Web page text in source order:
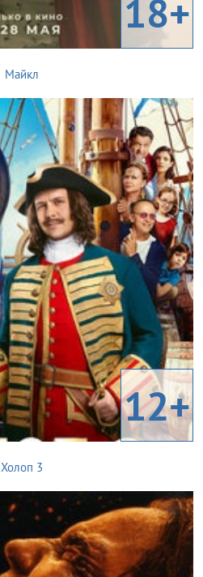
18+
Майкл
12+
Холоп 3